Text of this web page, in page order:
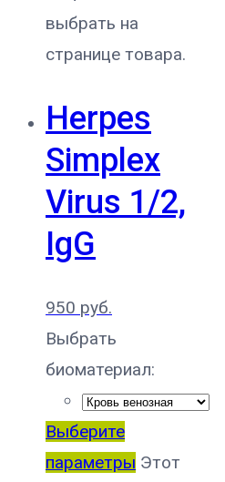
выбрать на
странице товара.
Herpes
Simplex
Virus 1/2,
IgG
950 руб.
Выбрать
биоматериал:
Выберите
параметры Этот